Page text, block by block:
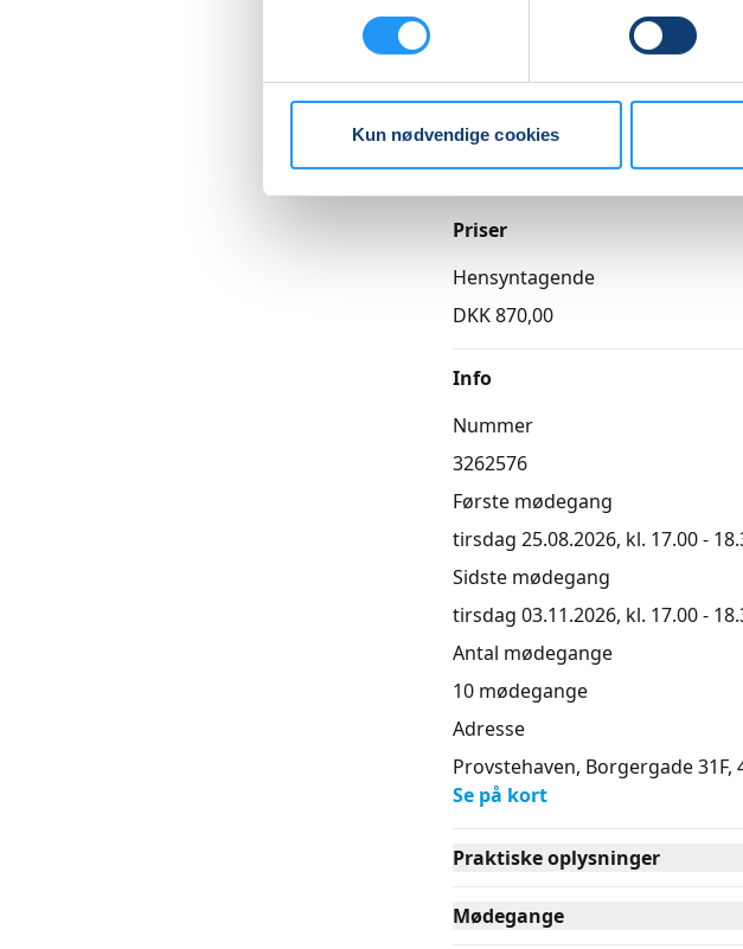
Kun nødvendige cookies
Priser
Hensyntagende
DKK 870,00
Info
Nummer
3262576
Første mødegang
tirsdag 25.08.2026, kl. 17.00 -
Sidste mødegang
tirsdag 03.11.2026, kl. 17.00 -
Antal mødegange
10 mødegange
Adresse
Provstehaven, Borgergade 31F,
Se på kort
Praktiske oplysninger
Mødegange